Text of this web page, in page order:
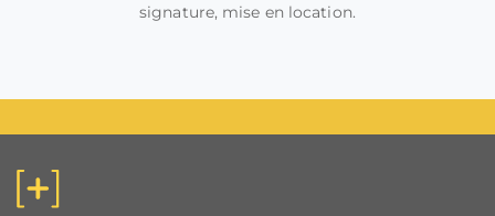
signature, mise en location.